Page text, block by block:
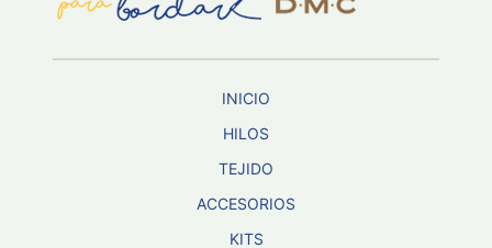
INICIO
HILOS
TEJIDO
ACCESORIOS
KITS